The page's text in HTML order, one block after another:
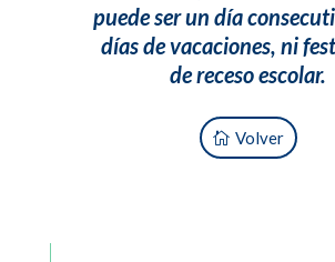
puede ser un día
días de vacaciones, ni
de receso escolar.
Volver